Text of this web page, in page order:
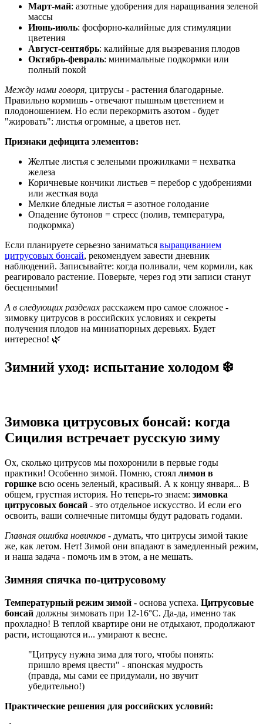
Март-май: азотные удобрения для наращивания зеленой
массы
Июнь-июль: фосфорно-калийные для стимуляции
цветения
Август-сентябрь: калийные для вызревания плодов
Октябрь-февраль: минимальные подкормки или
полный покой
Между нами говоря, цитрусы - растения благодарные.
Правильно кормишь - отвечают пышным цветением и
плодоношением. Но если перекормить азотом - будет
"жировать": листья огромные, а цветов нет.
Признаки дефицита элементов:
Желтые листья с зелеными прожилками = нехватка
железа
Коричневые кончики листьев = перебор с удобрениями
или жесткая вода
Мелкие бледные листья = азотное голодание
Опадение бутонов = стресс (полив, температура,
подкормка)
Если планируете серьезно заниматься выращиванием
цитрусовых бонсай, рекомендуем завести дневник
наблюдений. Записывайте: когда поливали, чем кормили, как
реагировало растение. Поверьте, через год эти записи станут
бесценными!
А в следующих разделах расскажем про самое сложное -
зимовку цитрусов в российских условиях и секреты
получения плодов на миниатюрных деревьях. Будет
интересно! 🌿
Зимний уход: испытание холодом ❄️
Зимовка цитрусовых бонсай: когда
Сицилия встречает русскую зиму
Ох, сколько цитрусов мы похоронили в первые годы
практики! Особенно зимой. Помню, стоял лимон в
горшке всю осень зеленый, красивый. А к концу января... В
общем, грустная история. Но теперь-то знаем: зимовка
цитрусовых бонсай - это отдельное искусство. И если его
освоить, ваши солнечные питомцы будут радовать годами.
Главная ошибка новичков - думать, что цитрусы зимой такие
же, как летом. Нет! Зимой они впадают в замедленный режим,
и наша задача - помочь им в этом, а не мешать.
Зимняя спячка по-цитрусовому
Температурный режим зимой - основа успеха. Цитрусовые
бонсай должны зимовать при 12-16°C. Да-да, именно так
прохладно! В теплой квартире они не отдыхают, продолжают
расти, истощаются и... умирают к весне.
"Цитрусу нужна зима для того, чтобы понять:
пришло время цвести" - японская мудрость
(правда, мы сами ее придумали, но звучит
убедительно!)
Практические решения для российских условий: